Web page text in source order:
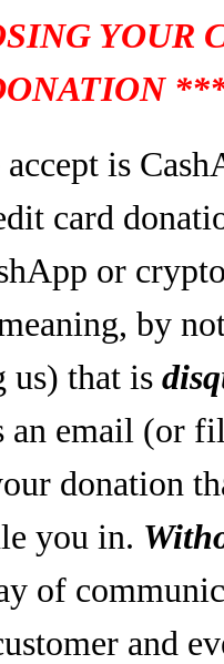
YOUR
is
card
or
by
us) that is
an email (or
donation
you in.
of
and